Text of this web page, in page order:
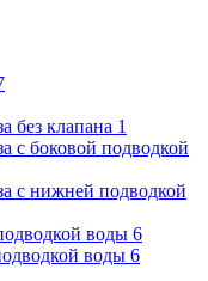
без клапана 1
с боковой подводкой
с нижней подводкой
воды 6
воды 6